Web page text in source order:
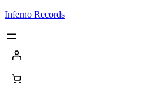
Saltar
contenido
Inferno Records